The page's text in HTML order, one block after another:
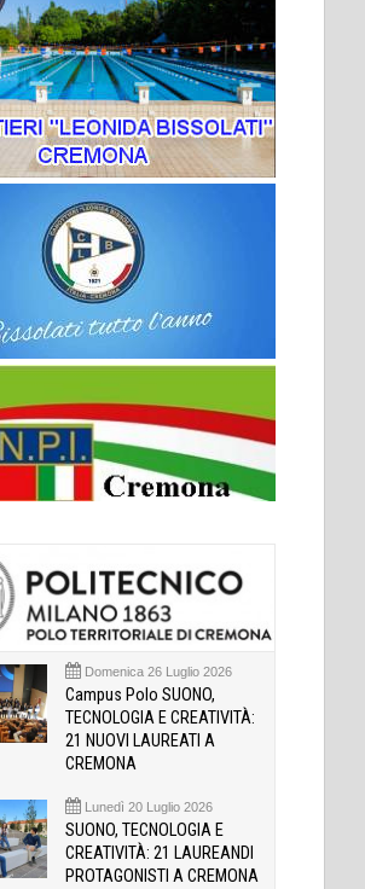
Domenica 26 Luglio 2026
Campus Polo SUONO,
TECNOLOGIA E CREATIVITÀ:
21 NUOVI LAUREATI A
CREMONA
Lunedì 20 Luglio 2026
SUONO, TECNOLOGIA E
CREATIVITÀ: 21 LAUREANDI
PROTAGONISTI A CREMONA